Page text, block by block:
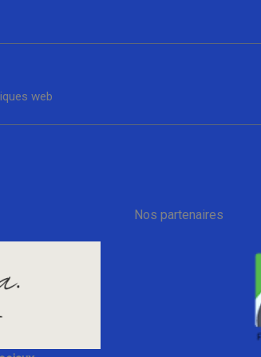
web
Nos partenaires